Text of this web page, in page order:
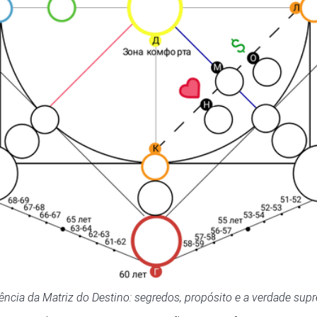
da Matriz do Destino: segredos, propósito e a verdade